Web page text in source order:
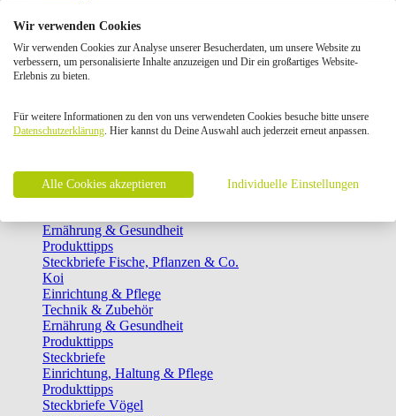
Gesundheit & Pflege
Produkttipps
Steckbriefe Fische, Garnelen & Co.
Technik & Zubehör
Ernährung & Gesundheit
Steckbriefe Garnelen & Co.
Einrichtung & Pflege
Ernährung & Gesundheit
Produkttipps
Steckbriefe Fische, Pflanzen & Co.
Koi
Einrichtung & Pflege
Technik & Zubehör
Ernährung & Gesundheit
Produkttipps
Steckbriefe
Einrichtung, Haltung & Pflege
Produkttipps
Steckbriefe Vögel
Wir verwenden Cookies
Wir verwenden Cookies zur Analyse unserer Besucherdaten, um unsere Website zu
verbessern, um personalisierte Inhalte anzuzeigen und Dir ein großartiges Website-
Erlebnis zu bieten.
Für weitere Informationen zu den von uns verwendeten Cookies besuche bitte unsere
Datenschutzerklärung. Hier kannst du Deine Auswahl auch jederzeit erneut anpassen.
Alle Cookies akzeptieren Individuelle Einstellungen